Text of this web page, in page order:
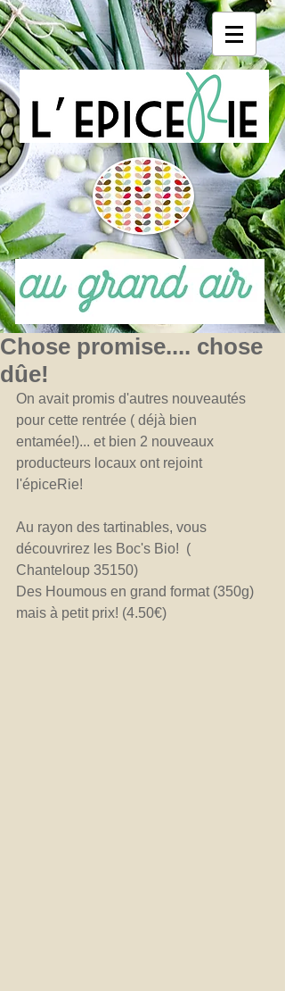
Chose promise.... chose
dûe!
On avait promis d'autres nouveautés
pour cette rentrée ( déjà bien
entamée!)... et bien 2 nouveaux
producteurs locaux ont rejoint
l'épiceRie!
Au rayon des tartinables, vous
découvrirez les Boc's Bio!  (
Chanteloup 35150)
Des Houmous en grand format (350g)
mais à petit prix! (4.50€)